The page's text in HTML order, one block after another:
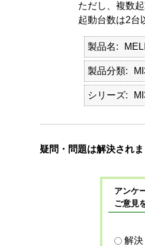
ただし、複数
起動台数は2台
製品名
製品分類
シリーズ
疑問・問題は解決され
アンケ
ご意見
解